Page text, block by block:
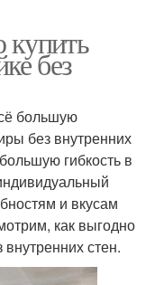
купить
без
большую
без внутренних
гибкость в
и вкусам
как выгодно
внутренних стен.